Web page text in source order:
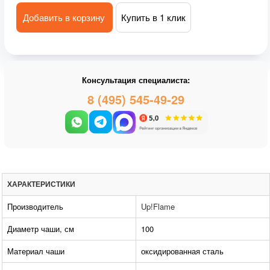
Добавить в корзину Купить в 1 клик
Консультация специалиста:
8 (495) 545-49-29
ХАРАКТЕРИСТИКИ
Производитель
Up!Flame
Диаметр чаши, см
100
Материал чаши
оксидированная сталь